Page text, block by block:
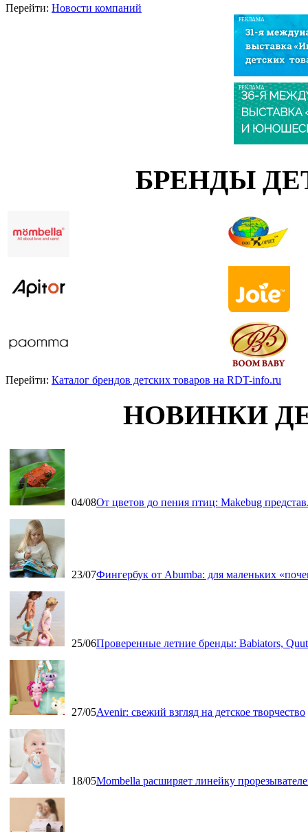
Перейти: Новости компаний
РЕКЛАМА
РЕКЛАМА
БРЕНДЫ
Перейти: Каталог брендов детских товаров на RDT-info.ru
НОВИНКИ
04/08От цветов до пения птиц: Makebug
23/07Фингербук от Abumba: для маленьких
25/06Проверенные летние бренды: Babiators,
27/05Avenir: свежий взгляд на детское творчество
18/05Mombella расширяет линейку